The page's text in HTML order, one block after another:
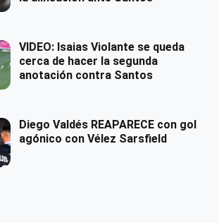
VIDEO: Isaias Violante se queda
cerca de hacer la segunda
anotación contra Santos
Diego Valdés REAPARECE con gol
agónico con Vélez Sarsfield